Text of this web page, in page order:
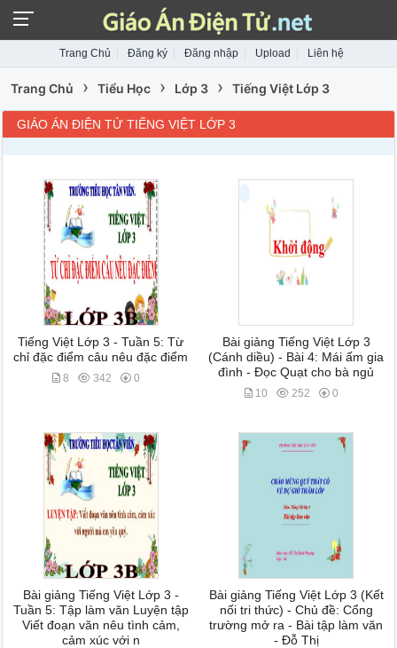
Trang Chủ Đăng ký Đăng nhập Upload Liên hệ
Trang Chủ › Tiểu Học › Lớp 3 › Tiếng Việt Lớp 3
GIÁO ÁN ĐIỆN TỬ TIẾNG VIỆT LỚP 3
Tiếng Việt Lớp 3 - Tuần 5: Từ
chỉ đặc điểm câu nêu đặc điểm
8 342 0
Bài giảng Tiếng Việt Lớp 3
(Cánh diều) - Bài 4: Mái ấm gia
đình - Đọc Quạt cho bà ngủ
10 252 0
Bài giảng Tiếng Việt Lớp 3 -
Tuần 5: Tập làm văn Luyện tập
Viết đoạn văn nêu tình cảm,
cảm xúc với n
Bài giảng Tiếng Việt Lớp 3 (Kết
nối tri thức) - Chủ đề: Cổng
trường mở ra - Bài tập làm văn
- Đỗ Thị